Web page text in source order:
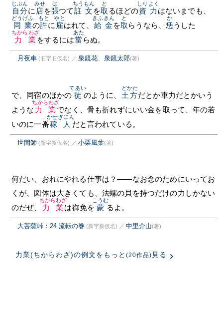
自分
じぶん
に 店
みせ
を張
は
つて註文
ちうもん
を取
と
るほどの資力
しりよく
はないまでも、
同業
どうげふ
の許
もと
に 雇
やと
はれて、 給金
きふきん
を取
と
らうなら、 恁
か
うした
力業
ちからわざ
をするには當
あた
らぬ。
月夜車 (旧字旧仮名) ／ 泉鏡花、 泉鏡太郎(著)
で、同宿のほかの 徒
てあい
のように、 土方
どかた
だとか車力だとかいう
ような 力業
ちからわざ
でなく、骨も折れずにいい金を取って、年の若
いのに一番稼人
かせぎにん
だと言われている。
世間師 (新字新仮名) ／ 小栗風葉(著)
何だい、おれにやれる仕事は？——なお念のためにいってお
くが、図体は大きくても、法螺の貝を持つだけの力しかない
のだぜ、
力業
ちからわざ
は御免を 蒙
こうむ
るよ。
大菩薩峠：24 流転の巻 (新字新仮名) ／ 中里介山(著)
力業(ちからわざ)の例文をもっと (20作品) 見る